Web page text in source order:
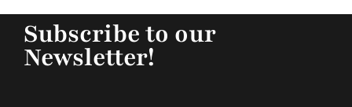
Subscribe to our
Newsletter!